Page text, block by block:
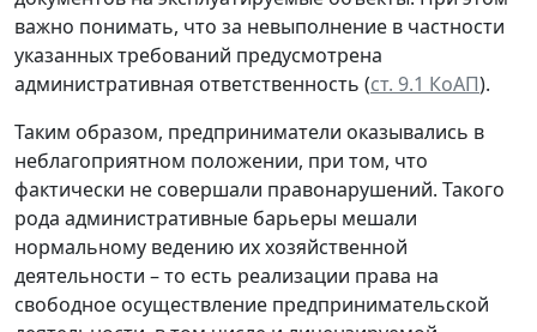
важно понимать, что за невыполнение в частности
указанных требований предусмотрена
административная ответственность (ст. 9.1 КоАП).
Таким образом, предприниматели оказывались в
неблагоприятном положении, при том, что
фактически не совершали правонарушений. Такого
рода административные барьеры мешали
нормальному ведению их хозяйственной
деятельности – то есть реализации права на
свободное осуществление предпринимательской